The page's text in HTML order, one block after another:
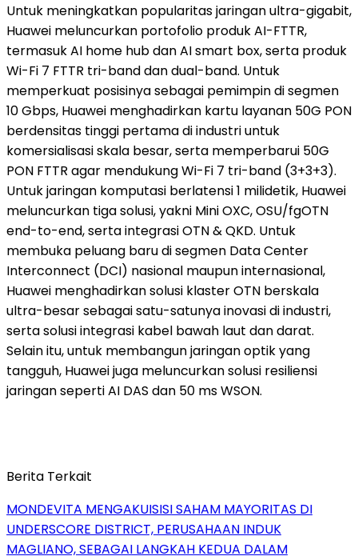
Untuk meningkatkan popularitas jaringan ultra-gigabit,
Huawei meluncurkan portofolio produk AI-FTTR,
termasuk AI home hub dan AI smart box, serta produk
Wi-Fi 7 FTTR tri-band dan dual-band. Untuk
memperkuat posisinya sebagai pemimpin di segmen
10 Gbps, Huawei menghadirkan kartu layanan 50G PON
berdensitas tinggi pertama di industri untuk
komersialisasi skala besar, serta memperbarui 50G
PON FTTR agar mendukung Wi-Fi 7 tri-band (3+3+3).
Untuk jaringan komputasi berlatensi 1 milidetik, Huawei
meluncurkan tiga solusi, yakni Mini OXC, OSU/fgOTN
end-to-end, serta integrasi OTN & QKD. Untuk
membuka peluang baru di segmen Data Center
Interconnect (DCI) nasional maupun internasional,
Huawei menghadirkan solusi klaster OTN berskala
ultra-besar sebagai satu-satunya inovasi di industri,
serta solusi integrasi kabel bawah laut dan darat.
Selain itu, untuk membangun jaringan optik yang
tangguh, Huawei juga meluncurkan solusi resiliensi
jaringan seperti AI DAS dan 50 ms WSON.
Berita Terkait
MONDEVITA MENGAKUISISI SAHAM MAYORITAS DI
UNDERSCORE DISTRICT, PERUSAHAAN INDUK
MAGLIANO, SEBAGAI LANGKAH KEDUA DALAM